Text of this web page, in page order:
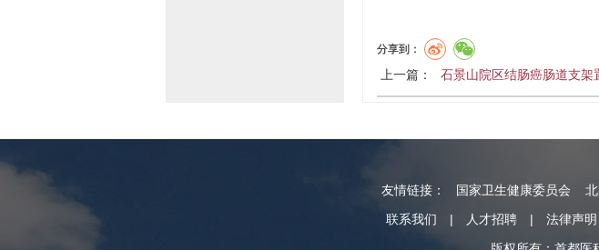
分享到：
上一篇： 石景山院区结肠癌肠道支架
友情链接： 国家卫生健康委员会
联系我们
| 人才招聘 | 法律声明